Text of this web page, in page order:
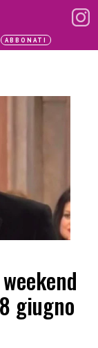
ABBONATI
giugno